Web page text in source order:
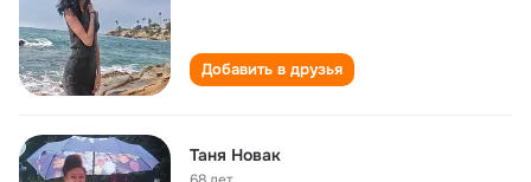
Добавить в друзья
Таня Новак